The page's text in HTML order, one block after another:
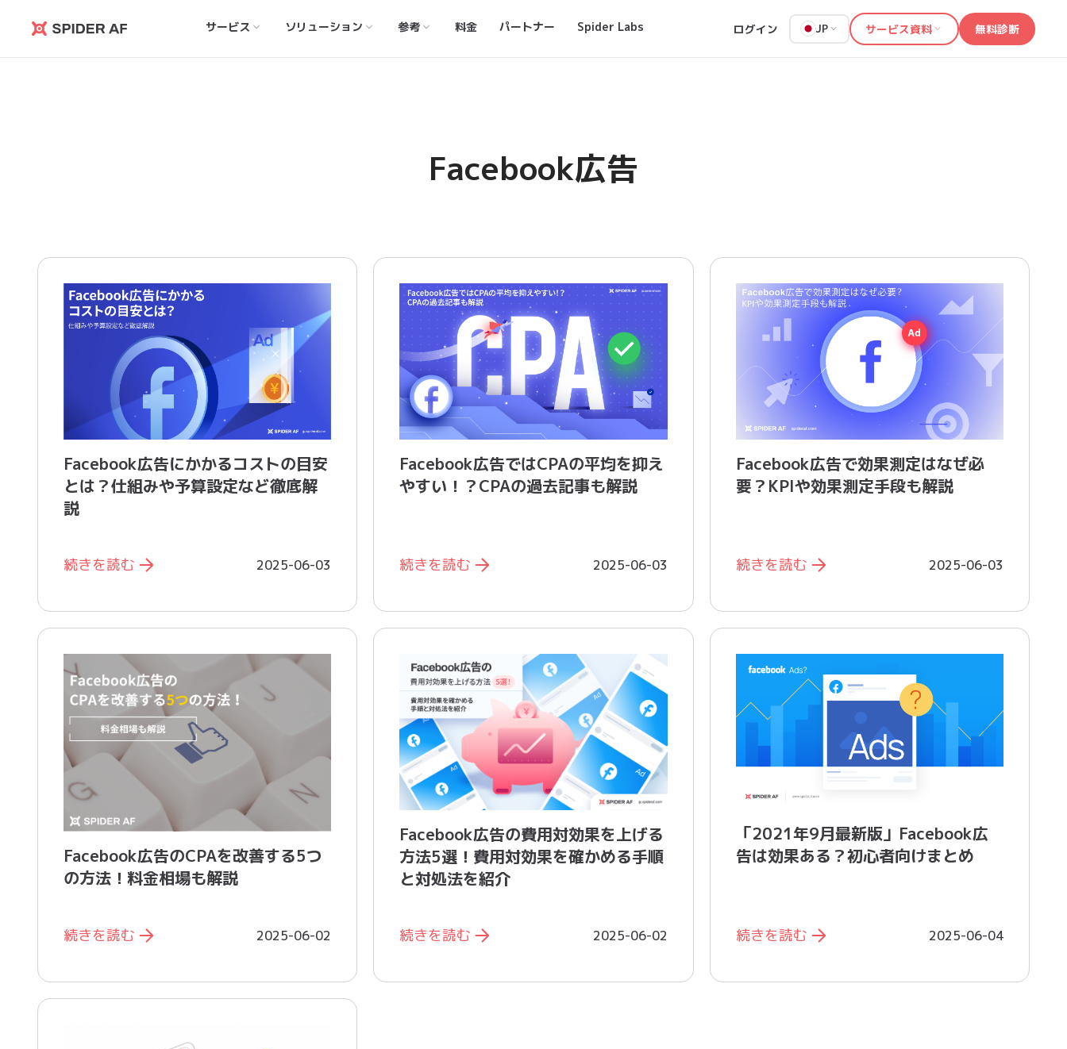
Spider
サービス ソリューション 参考 料金 パートナー Spider Labs ログイン JP サービス資料 無料診断
Facebook広告
Facebook広告にかかるコストの目安
とは？仕組みや予算設定など徹底解
説
続きを読む 2025-06-03
Facebook広告ではCPAの平均を抑え
やすい！？CPAの過去記事も解説
続きを読む 2025-06-03
Facebook広告で効果測定はなぜ必
要？KPIや効果測定手段も解説
続きを読む 2025-06-03
Facebook広告のCPAを改善する5つ
の方法！料金相場も解説
続きを読む 2025-06-02
Facebook広告の費用対効果を上げる
方法5選！費用対効果を確かめる手順
と対処法を紹介
続きを読む 2025-06-02
「2021年9月最新版」Facebook広
告は効果ある？初心者向けまとめ
続きを読む 2025-06-04